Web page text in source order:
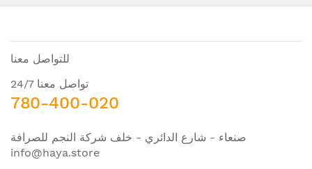
للتواصل معنا
تواصل معنا 24/7
780-400-020
صنعاء - شارع الدائري - خلف شركة النجم للصرافة
info@haya.store